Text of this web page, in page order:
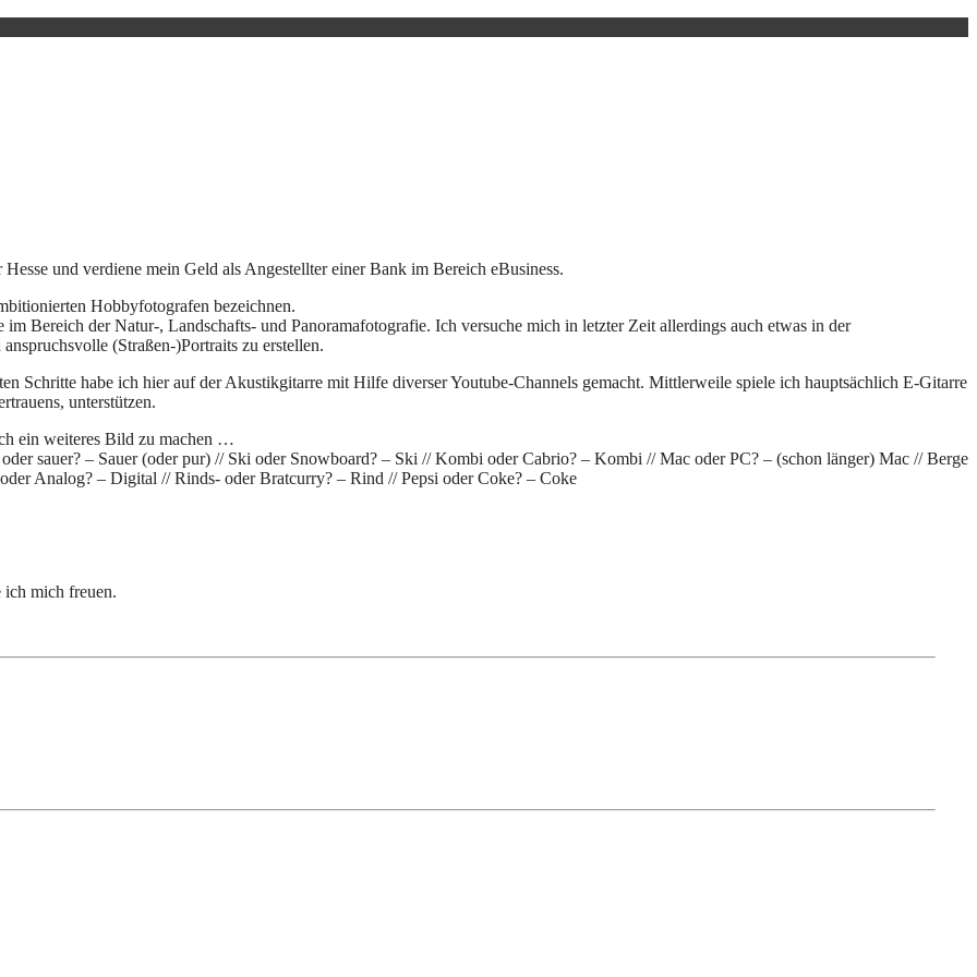
und verdiene mein Geld als Angestellter einer Bank im Bereich eBusiness.
Hobbyfotografen bezeichnen.
Bereich der Natur-, Landschafts- und Panoramafotografie. Ich versuche mich in letzter Zeit allerdings auch etwas in der
(Straßen-)Portraits zu erstellen.
Schritte habe ich hier auf der Akustikgitarre mit Hilfe diverser Youtube-Channels gemacht. Mittlerweile spiele ich hauptsächlich E-Gitarre
unterstützen.
ein weiteres Bild zu machen …
sauer? – Sauer (oder pur) // Ski oder Snowboard? – Ski // Kombi oder Cabrio? – Kombi // Mac oder PC? – (schon länger) Mac // Berge
Analog? – Digital // Rinds- oder Bratcurry? – Rind // Pepsi oder Coke? – Coke
mich freuen.